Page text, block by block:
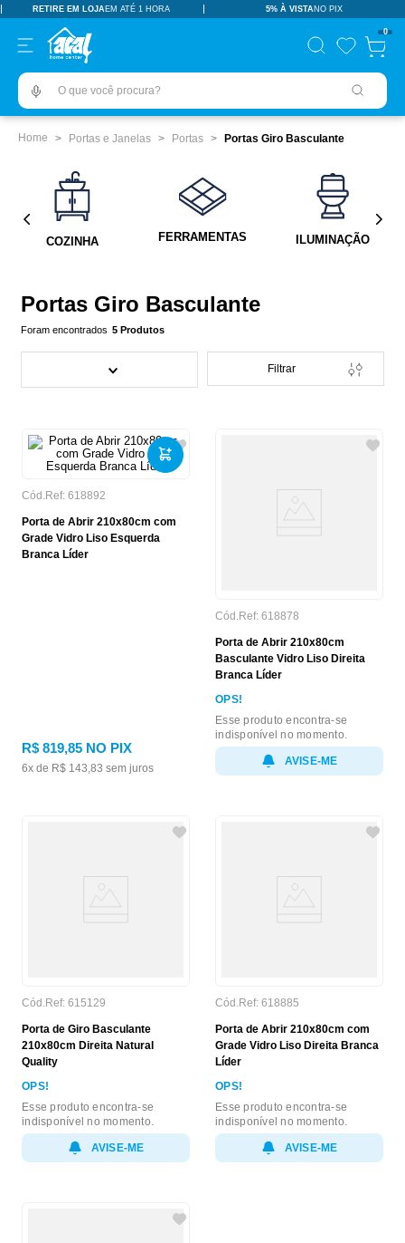
RETIRE EM LOJAEM ATÉ 1 HORA 5% À VISTANO PIX
0
O que você procura?
Portas e Janelas Portas Portas Giro Basculante
COZINHA FERRAMENTAS ILUMINAÇÃO
Portas Giro Basculante
5 Produtos
Filtrar
Cód.Ref: 618892
Porta de Abrir 210x80cm com
Grade Vidro Liso Esquerda
Branca Líder
R$ 819,85 NO PIX
6x de R$ 143,83 sem juros
Cód.Ref: 618878
Porta de Abrir 210x80cm
Basculante Vidro Liso Direita
Branca Líder
OPS!
Esse produto encontra-se
indisponível no momento.
AVISE-ME
Cód.Ref: 615129
Porta de Giro Basculante
210x80cm Direita Natural
Quality
OPS!
Esse produto encontra-se
indisponível no momento.
AVISE-ME
Cód.Ref: 618885
Porta de Abrir 210x80cm com
Grade Vidro Liso Direita Branca
Líder
OPS!
Esse produto encontra-se
indisponível no momento.
AVISE-ME
TERMOS MAIS BUSCADOS
pisos revestimentos
º ceramica
revestimento
6 vaso sanitário
9 porta
10º 1